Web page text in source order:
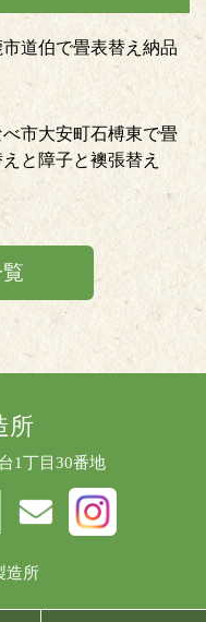
道伯で畳表替え納品
べ市大安町石榑東で畳
と障子と襖張替え
所
1丁目30番地
造所